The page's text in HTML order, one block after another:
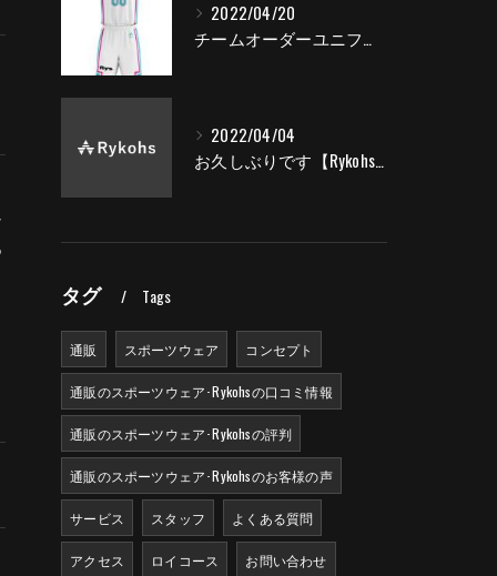
2022/04/20
チームオーダーユニフォーム作成例【Rykohs・通販】
2022/04/04
お久しぶりです【Rykohs・通販】
タグ Tags
通販 スポーツウェア コンセプト
通販のスポーツウェア･Rykohsの口コミ情報
通販のスポーツウェア･Rykohsの評判
通販のスポーツウェア･Rykohsのお客様の声
サービス スタッフ よくある質問
アクセス ロイコース お問い合わせ